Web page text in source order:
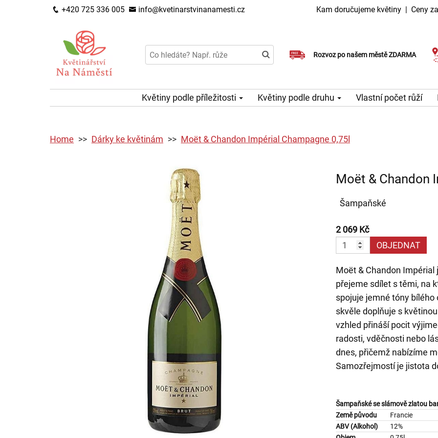
+420 725 336 005 info@kvetinarstvinanamesti.cz Kam doručujeme květiny | Ceny
Rozvoz po našem městě ZDARMA
Doručujeme již v den objednávky
Možný výběr času a dne doručení
Květiny podle příležitosti Květiny podle druhu Vlastní počet růží
Home Dárky ke květinám Moët & Chandon Impérial Champagne 0,75l
Moët & Chandon
Šampaňské
2 069 Kč
OBJEDNAT
Moët & Chandon
přejeme sdílet s těmi, na
spojuje jemné tóny
skvěle doplňuje s
vzhled přináší pocit
radosti, vděčnosti nebo
dnes, přičemž nabízíme
Samozřejmostí je jistota
Šampaňské se slámově zlatou
Země původu
Francie
ABV (Alkohol)
12%